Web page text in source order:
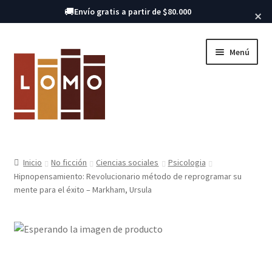
Buscar libros
🚚Envío gratis a partir de $80.000 ×
la
navegación
contenido
Menú
Libros
Inicio No ficción Ciencias sociales
Psicologia
Hipnopensamiento: Revolucionario método de reprogramar su
mente para el éxito – Markham, Ursula